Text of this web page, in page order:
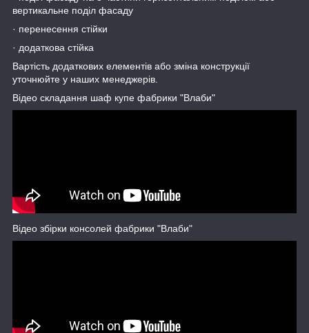
вертикальне поділ фасаду
· перенесення стійки
· додаткова стійка
Вартість додаткових елементів або зміна конструкції
уточнюйте у наших менеджерів.
Відео складання шаф купе фабрики "Влаби"
Відео збірки консолей фабрики "Влаби"